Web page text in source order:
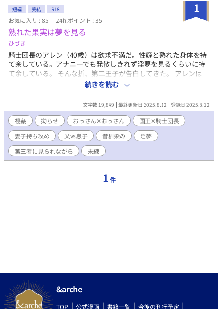
1
短編 完結 R18
お気に入り : 85 24h.ポイント : 35
熟れた果実は夢を見る
ひづき
騎士団長のアレン（40歳）は欲求不満だ。性癖と熟れた身体を持
て余している。アナニーでも発散しきれず淫夢を見るくらいに持
て余している。 そんな折、第二王子が告白してきた。 アレンは
「国王陛下の許可を貰ってこい」と無茶ぶりをする。 ロゼリュス
ト国王陛下がそんなことを許可するはずがないと、アレンは確信
していた。 国王陛下（ロージー）✕騎士団長（アレン） ※第三者
に見られながらヤってます。 ※エロは予告なく入ります。 ※前半
は受け視点、後半は攻め視点
続きを読む
文字数 19,849 最終更新日 2025.8.12 登録日 2025.8.12
視姦 拗らせ おっさん✕おっさん
国王✕騎士団長
妻子持ち攻め
父vs息子 昔馴染み
淫夢
第三者に見られながら
未練
1 件
&arche
TOP 公式漫画 書籍一覧 今後の刊行予定